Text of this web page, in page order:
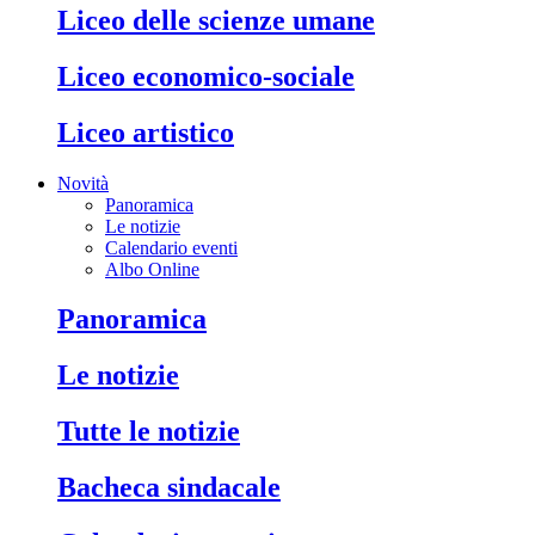
liceo delle scienze umane
liceo economico-sociale
liceo artistico
Novità
Panoramica
Le notizie
Calendario eventi
Albo Online
panoramica
le notizie
tutte le notizie
bacheca sindacale